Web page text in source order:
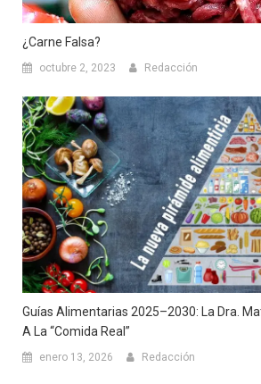
¿Carne Falsa?
octubre 2, 2023 Redacción
Guías Alimentarias 2025–2030: La Dra.
A La “comida Real”
enero 13, 2026 Redacción